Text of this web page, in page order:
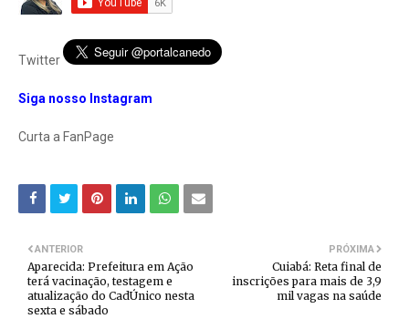
Twitter
Siga nosso Instagram
Curta a FanPage
PRÓXIMA
Cuiabá: Reta final de
inscrições para mais de 3,9
mil vagas na saúde
ANTERIOR
Aparecida: Prefeitura em Ação
terá vacinação, testagem e
atualização do CadÚnico nesta
sexta e sábado